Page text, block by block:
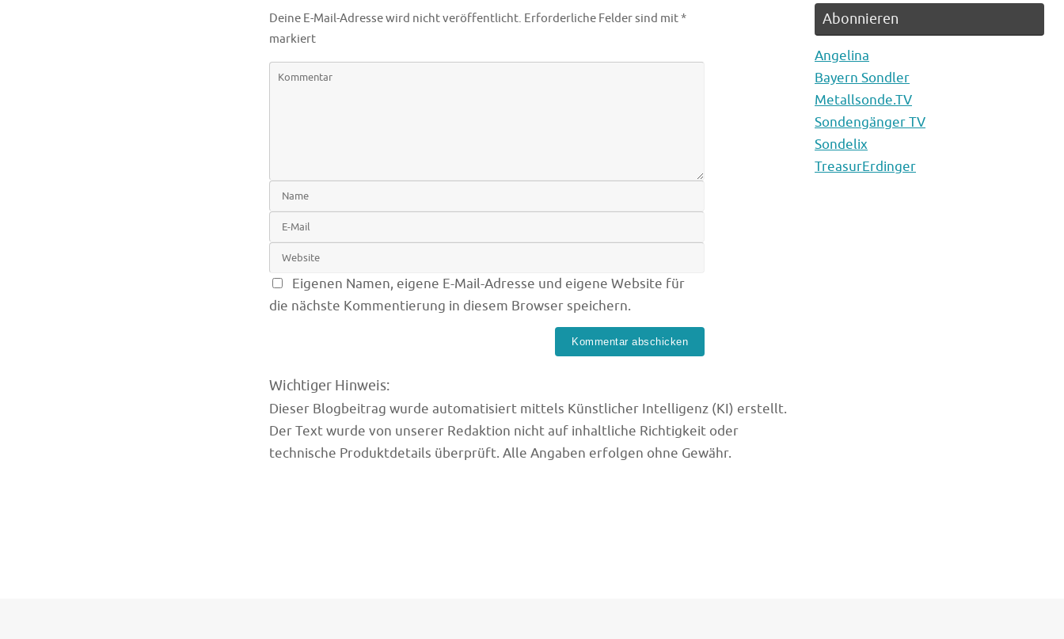
Deine E-Mail-Adresse wird nicht veröffentlicht. Erforderliche Felder sind mit*
markiert
Eigenen Namen, eigene E-Mail-Adresse und eigene Website für
die nächste Kommentierung in diesem Browser speichern.
Wichtiger Hinweis:
Dieser Blogbeitrag wurde automatisiert mittels Künstlicher Intelligenz (KI) erstellt.
Der Text wurde von unserer Redaktion nicht auf inhaltliche Richtigkeit oder
technische Produktdetails überprüft. Alle Angaben erfolgen ohne Gewähr.
Abonnieren
Angelina
Bayern Sondler
Metallsonde.TV
Sondengänger TV
Sondelix
TreasurErdinger